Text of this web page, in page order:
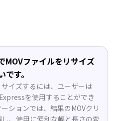
MOVファイルをリサイズ
す。
イズするには、ユーザーは
を使用することができ
ションでは、結果のMOVクリ
、使用に便利な幅と長さの変